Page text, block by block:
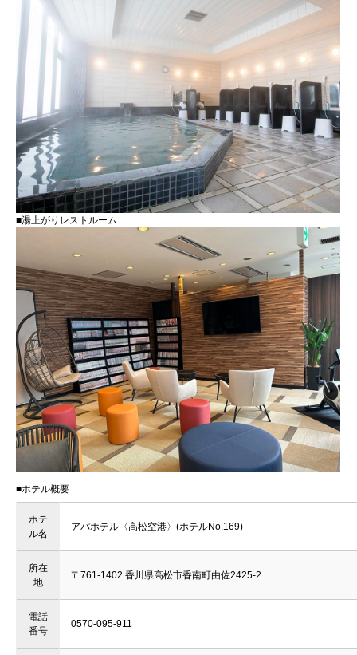
■湯上がりレストルーム
■ホテル概要
ホテ
ル名
アパホテル〈高松空港〉(ホテルNo.169)
所在
地
〒761-1402 香川県高松市香南町由佐2425-2
電話
番号
0570-095-911